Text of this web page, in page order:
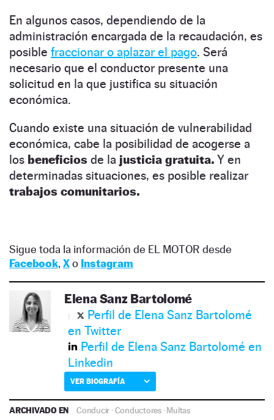
En algunos casos, dependiendo de la
administración encargada de la recaudación, es
posible fraccionar o aplazar el pago. Será
necesario que el conductor presente una
solicitud en la que justifica su situación
económica.
Cuando existe una situación de vulnerabilidad
económica, cabe la posibilidad de acogerse a
los beneficios de la justicia gratuita. Y en
determinadas situaciones, es posible realizar
trabajos comunitarios.
Sigue toda la información de EL MOTOR desde
Facebook, Xo Instagram
Elena Sanz Bartolomé
Perfil de Elena Sanz Bartolomé
en Twitter
Perfil de Elena Sanz Bartolomé en
Linkedin
VER BIOGRAFÍA
ARCHIVADO EN Conducir ·Conductores·Multas